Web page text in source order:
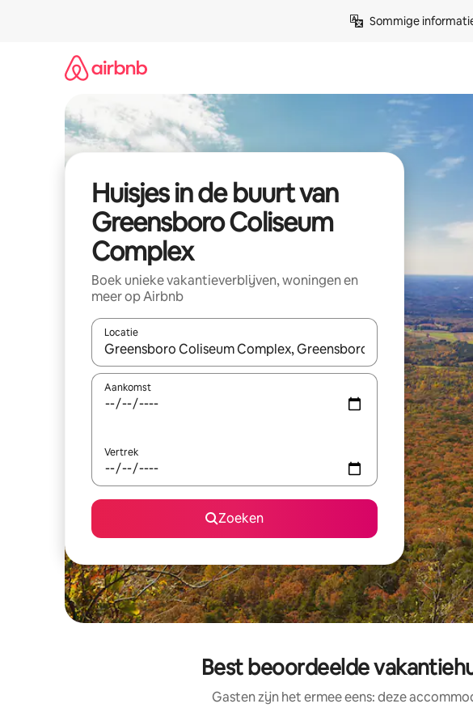
Sommige
Huisjes in de buurt van
Greensboro Coliseum
Complex
Boek unieke vakantieverblijven, woningen en
meer op Airbnb
Locatie
Wanneer er suggesties beschikbaar zijn, maak je een keuze met je
Aankomst
Vertrek
Zoeken
Best beoordeelde
Gasten zijn het ermee eens: deze